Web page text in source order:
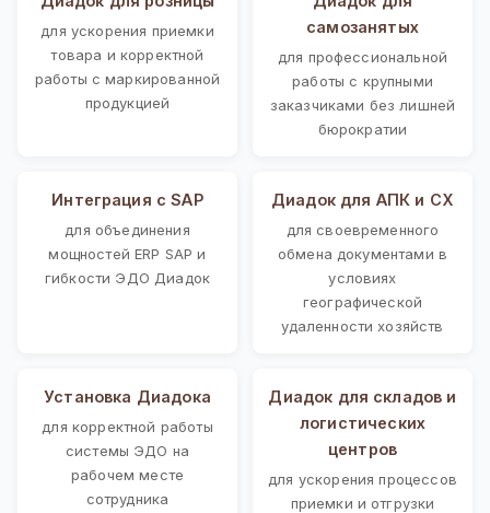
для ускорения приемки
товара и корректной
работы с маркированной
продукцией
самозанятых
для профессиональной
работы с крупными
заказчиками без лишней
бюрократии
Интеграция с SAP
для объединения
мощностей ERP SAP и
гибкости ЭДО Диадок
Диадок для АПК и СХ
для своевременного
обмена документами в
условиях
географической
удаленности хозяйств
Установка Диадока
для корректной работы
системы ЭДО на
рабочем месте
сотрудника
Диадок для складов и
логистических
центров
для ускорения процессов
приемки и отгрузки